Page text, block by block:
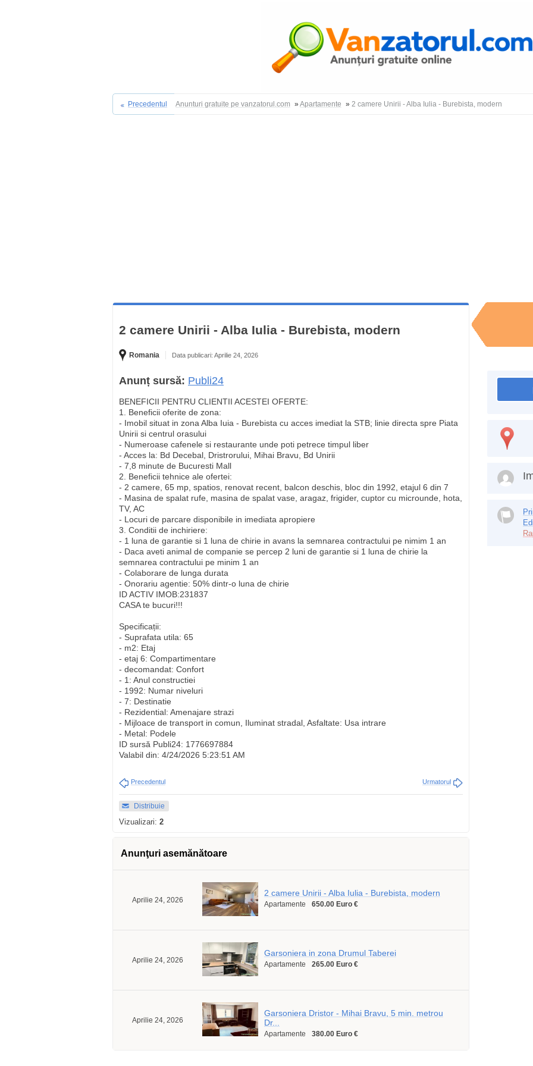
Precedentul Anunturi gratuite pe vanzatorul.com »Apartamente » 2 camere Unirii - Alba Iulia - Burebista, modern
2 camere Unirii - Alba Iulia - Burebista, modern
Romania Data publicari: Aprilie 24, 2026
Anunț sursă: Publi24
BENEFICII PENTRU CLIENTII ACESTEI OFERTE:
1. Beneficii oferite de zona:
- Imobil situat in zona Alba Iuia - Burebista cu acces imediat la STB; linie directa spre Piata
Unirii si centrul orasului
- Numeroase cafenele si restaurante unde poti petrece timpul liber
- Acces la: Bd Decebal, Dristrorului, Mihai Bravu, Bd Unirii
- 7,8 minute de Bucuresti Mall
2. Beneficii tehnice ale ofertei:
- 2 camere, 65 mp, spatios, renovat recent, balcon deschis, bloc din 1992, etajul 6 din 7
- Masina de spalat rufe, masina de spalat vase, aragaz, frigider, cuptor cu microunde, hota,
TV, AC
- Locuri de parcare disponibile in imediata apropiere
3. Conditii de inchiriere:
- 1 luna de garantie si 1 luna de chirie in avans la semnarea contractului pe nimim 1 an
- Daca aveti animal de companie se percep 2 luni de garantie si 1 luna de chirie la
semnarea contractului pe minim 1 an
- Colaborare de lunga durata
- Onorariu agentie: 50% dintr-o luna de chirie
ID ACTIV IMOB:231837
CASA te bucuri!!!
Specificații:
- Suprafata utila: 65
- m2: Etaj
- etaj 6: Compartimentare
- decomandat: Confort
- 1: Anul constructiei
- 1992: Numar niveluri
- 7: Destinatie
- Rezidential: Amenajare strazi
- Mijloace de transport in comun, Iluminat stradal, Asfaltate: Usa intrare
- Metal: Podele
ID sursă Publi24: 1776697884
Valabil din: 4/24/2026 5:23:51 AM
Precedentul Urmatorul
Distribuie
Vizualizari: 2
Anunţuri asemănătoare
Aprilie 24, 2026
2 camere Unirii - Alba Iulia - Burebista, modern
Apartamente 650.00 Euro €
Aprilie 24, 2026
Garsoniera in zona Drumul Taberei
Apartamente 265.00 Euro €
Aprilie 24, 2026
Garsoniera Dristor - Mihai Bravu, 5 min. metrou
Dr...
Apartamente 380.00 Euro €